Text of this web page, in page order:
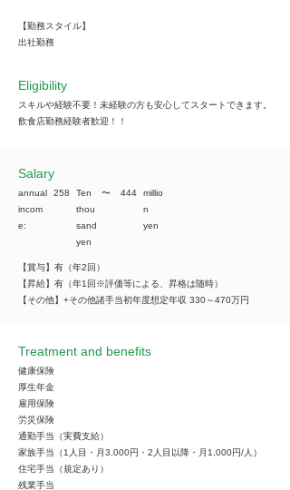
【勤務スタイル】
出社勤務
Eligibility
スキルや経験不要！未経験の方も安心してスタートできます。
飲食店勤務経験者歓迎！！
​Salary
annual
incom
e:
258
Ten
thou
sand
yen
​〜 444
millio
n
yen
【賞与】有（年2回）
【昇給】有（年1回※評価等による、昇格は随時）
【その他】+その他諸手当初年度想定年収 330～470万円
Treatment and benefits
健康保険
厚生年金
雇用保険
労災保険
通勤手当（実費支給）
家族手当（1人目・月3,000円・2人目以降・月1,000円/人）
住宅手当（規定あり）
残業手当